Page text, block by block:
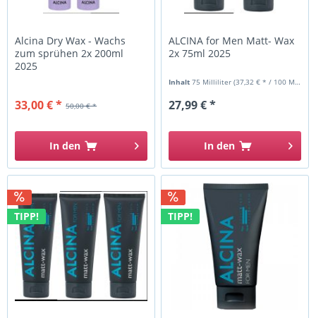
Alcina Dry Wax - Wachs
zum sprühen 2x 200ml
2025
50,00 € *
33,00 € *
In den
ALCINA for Men Matt- Wax
2x 75ml 2025
Inhalt75 Milliliter(37,32 € * / 100 Milliliter)
27,99 € *
In den
TIPP! TIPP!